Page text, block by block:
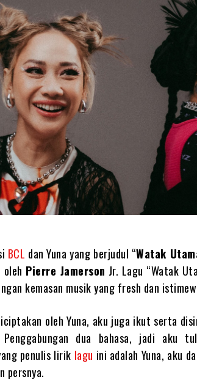
BCL dan Yuna yang berjudul “Watak
Pierre Jamerson Jr. Lagu “Watak
kemasan musik yang fresh dan
oleh Yuna, aku juga ikut serta
dua bahasa, jadi aku
penulis lirik lagu ini adalah Yuna, aku
persnya.